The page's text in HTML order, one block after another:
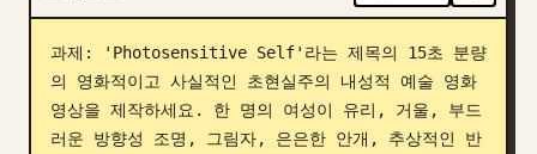
과제: 'Photosensitive Self'라는 제목의 15초 분량
의 영화적이고 사실적인 초현실주의 내성적 예술 영화
영상을 제작하세요. 한 명의 여성이 유리, 거울, 부드
러운 방향성 조명, 그림자, 은은한 안개, 추상적인 반